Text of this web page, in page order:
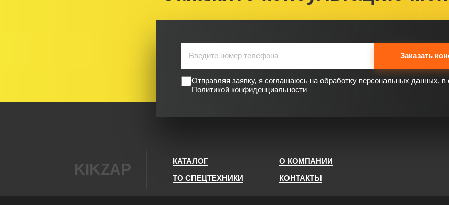
Заказать
Отправляя заявку, я соглашаюсь на обработку персональных данных, в
Политикой конфиденциальности
KIKZAP КАТАЛОГ
О КОМПАНИИ
ТО СПЕЦТЕХНИКИ
КОНТАКТЫ